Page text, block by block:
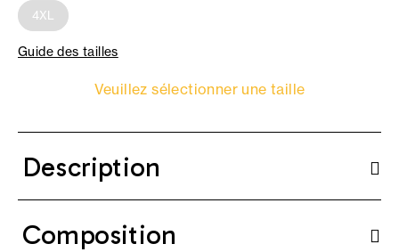
4XL
Guide des tailles
Veuillez sélectionner une taille
Description
Composition